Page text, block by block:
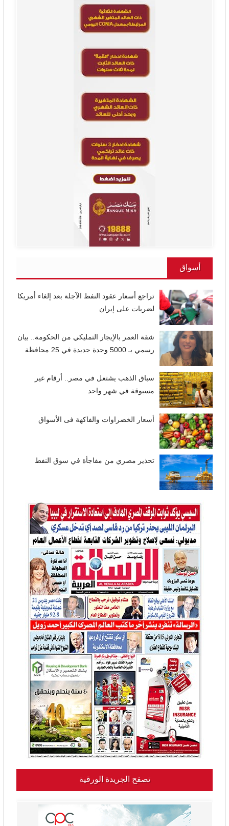
أسواق
تراجع أسعار عقود النفط الآجلة بعد إلغاء أمريكا
لضربات على إيران
شقة العمر بالإيجار التمليكي من الحكومة.. بيان
رسمي بـ 5000 وحدة جديدة في 25 محافظة
سباق الذهب يشتعل في مصر.. أرقام غير
مسبوقة في شهر واحد
أسعار الخضراوات والفاكهة فى الأسواق
تحذير مصري من مفاجأة في سوق النفط
تصفح الجريدة الورقية